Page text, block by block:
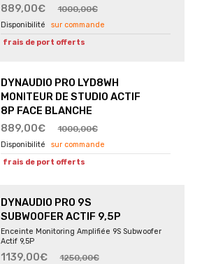
889,00€
1000,00€
sur commande
frais de port offerts
DYNAUDIO PRO LYD8WH
MONITEUR DE STUDIO ACTIF
8P FACE BLANCHE
889,00€
1000,00€
sur commande
frais de port offerts
DYNAUDIO PRO 9S
SUBWOOFER ACTIF 9,5P
Enceinte Monitoring Amplifiée 9S Subwoofer
Actif 9,5P
1139,00€ 1250,00€